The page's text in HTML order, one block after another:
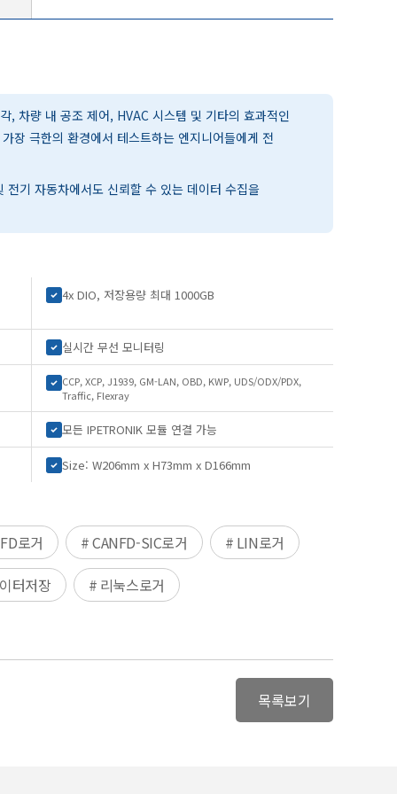
, 차량 내 공조 제어, HVAC 시스템 및 기타의 효과적인
장 극한의 환경에서 테스트하는 엔지니어들에게 전
기 자동차에서도 신뢰할 수 있는 데이터 수집을
4x DIO, 저장용량 최대 1000GB
실시간 무선 모니터링
CCP, XCP, J1939, GM-LAN, OBD, KWP, UDS/ODX/PDX,
Traffic, Flexray
모든 IPETRONIK 모듈 연결 가능
Size: W206mm x H73mm x D166mm
로거 # CANFD-SIC로거
# LIN로거
터저장 # 리눅스로거
목록보기